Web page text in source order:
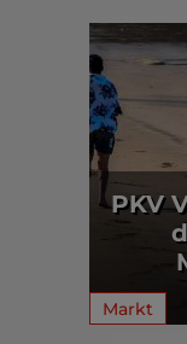
PKV
Markt